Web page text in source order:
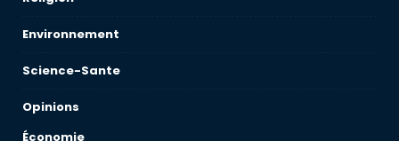
Environnement
Science-Sante
Opinions
Économie